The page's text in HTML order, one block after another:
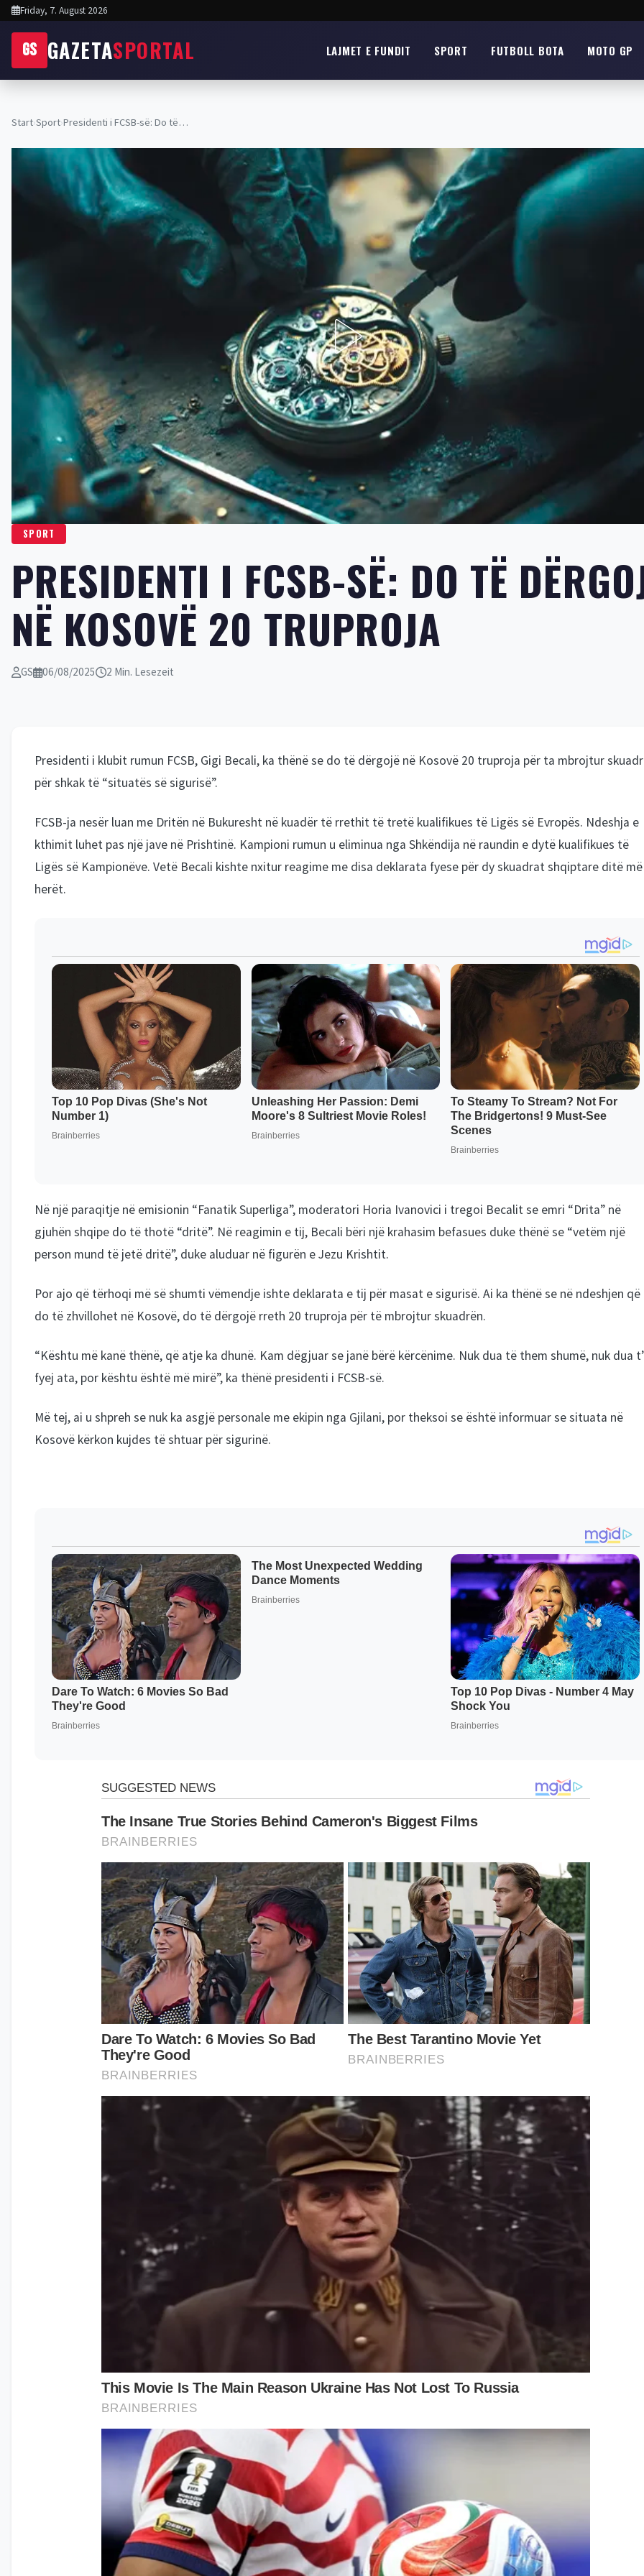
Friday, 7. August 2026
GS GAZETASPORTAL LAJMET E FUNDIT SPORT FUTBOLL BOTA MOTO GP
Start›Sport›Presidenti i FCSB-së: Do të…
SPORT
PRESIDENTI I FCSB-SË: DO TË
NË KOSOVË 20 TRUPROJA
GS 06/08/2025 2 Min. Lesezeit
Presidenti i klubit rumun FCSB, Gigi Becali, ka thënë se do të dërgojë në Kosovë 20 truproja për ta mbrojtur
për shkak të “situatës së sigurisë”.
FCSB-ja nesër luan me Dritën në Bukuresht në kuadër të rrethit të tretë kualifikues të Ligës së Evropës. Ndeshja e
kthimit luhet pas një jave në Prishtinë. Kampioni rumun u eliminua nga Shkëndija në raundin e dytë kualifikues të
Ligës së Kampionëve. Vetë Becali kishte nxitur reagime me disa deklarata fyese për dy skuadrat shqiptare ditë më
herët.
Në një paraqitje në emisionin “Fanatik Superliga”, moderatori Horia Ivanovici i tregoi Becalit se emri “Drita” në
gjuhën shqipe do të thotë “dritë”. Në reagimin e tij, Becali bëri një krahasim befasues duke thënë se “vetëm një
person mund të jetë dritë”, duke aluduar në figurën e Jezu Krishtit.
Por ajo që tërhoqi më së shumti vëmendje ishte deklarata e tij për masat e sigurisë. Ai ka thënë se në ndeshjen që
do të zhvillohet në Kosovë, do të dërgojë rreth 20 truproja për të mbrojtur skuadrën.
“Kështu më kanë thënë, që atje ka dhunë. Kam dëgjuar se janë bërë kërcënime. Nuk dua të them shumë, nuk dua
fyej ata, por kështu është më mirë”, ka thënë presidenti i FCSB-së.
Më tej, ai u shpreh se nuk ka asgjë personale me ekipin nga Gjilani, por theksoi se është informuar se situata në
Kosovë kërkon kujdes të shtuar për sigurinë.